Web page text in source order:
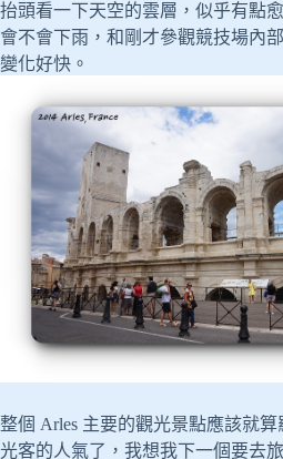
抬頭看一下天空的雲層，似乎有點
會不會下雨，和剛才參觀競技場內
變化好快。
整個 Arles 主要的觀光景點應該就
光客的人氣了，我想我下一個要去